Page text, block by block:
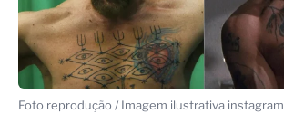
Foto reprodução / Imagem ilustrativa instagram